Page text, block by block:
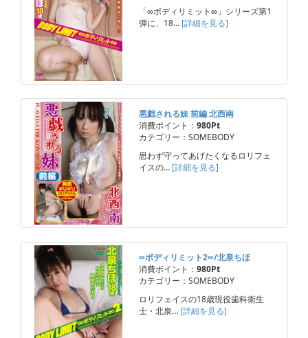
「∞ボディリミット∞」シリーズ第1
弾に、18… [詳細を見る]
悪戯される妹 前編 北西南
消費ポイント： 980Pt
カテゴリー：SOMEBODY
思わず守ってあげたくなるロリフェ
イスの… [詳細を見る]
∞ボディリミット2∞/北泉ちほ
消費ポイント： 980Pt
カテゴリー：SOMEBODY
ロリフェイスの18歳現役歯科衛生
士・北泉… [詳細を見る]